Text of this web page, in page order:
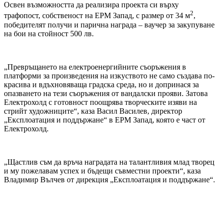
Освен възможността да реализира проекта си върху
трафопост, собственост на ЕРМ Запад, с размер от 34 м2,
победителят получи и парична награда – ваучер за закупуване
на бои на стойност 500 лв.
„Превръщането на електроенергийните съоръжения в
платформи за произведения на изкуството не само създава по-
красива и вдъхновяваща градска среда, но и допринася за
опазването на тези съоръжения от вандалски прояви. Затова
Електрохолд с готовност поощрява творческите изяви на
стрийт художниците“, каза Васил Василев, директор
„Експлоатация и поддържане“ в ЕРМ Запад, която е част от
Електрохолд.
„Щастлив съм да връча наградата на талантливия млад творец
и му пожелавам успех и бъдещи съвместни проекти“, каза
Владимир Вълчев от дирекция „Експлоатация и поддържане“.